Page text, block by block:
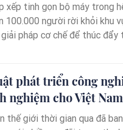
tinh gọn bộ máy trong hệ
100.000 người rời khỏi khu
pháp cơ chế để thúc đẩy thị
cho xã hội trong kỉ nguyên
phát triển công
nghiệm cho Việt Nam
giới thời gian qua đã ban